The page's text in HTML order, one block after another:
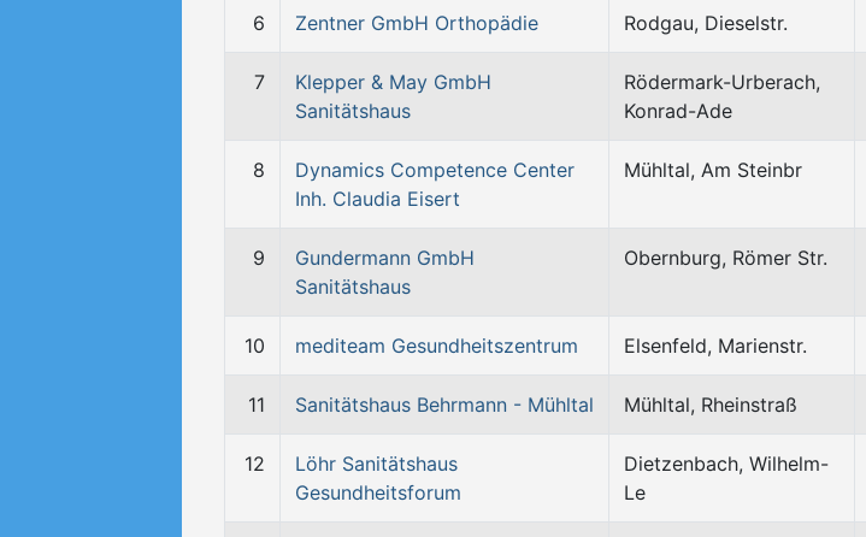
6 Zentner GmbH Orthopädie Rodgau, Dieselstr.
7
Klepper & May GmbH
Sanitätshaus
Rödermark-Urberach,
Konrad-Ade
8
Dynamics Competence Center
Inh. Claudia Eisert
Mühltal, Am Steinbr
9
Gundermann GmbH
Sanitätshaus
Obernburg, Römer Str.
10 mediteam Gesundheitszentrum Elsenfeld, Marienstr.
11 Sanitätshaus Behrmann - Mühltal Mühltal, Rheinstraß
12
Löhr Sanitätshaus
Gesundheitsforum
Dietzenbach, Wilhelm-
Le